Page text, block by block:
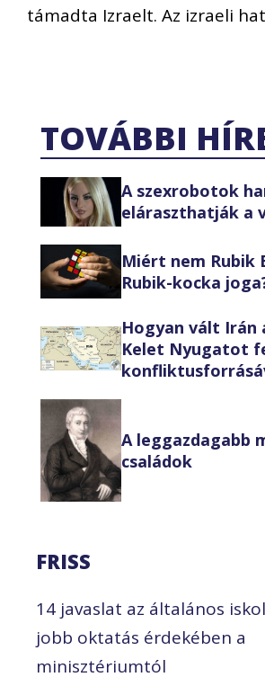
támadta Izraelt. Az izraeli
TOVÁBBI
A szexrobotok
eláraszthatják a
Miért nem Rubik
Rubik-kocka
Hogyan vált Irán
Kelet Nyugatot
A leggazdagabb
családok
FRISS
14 javaslat az általános
jobb oktatás érdekében a
minisztériumtól